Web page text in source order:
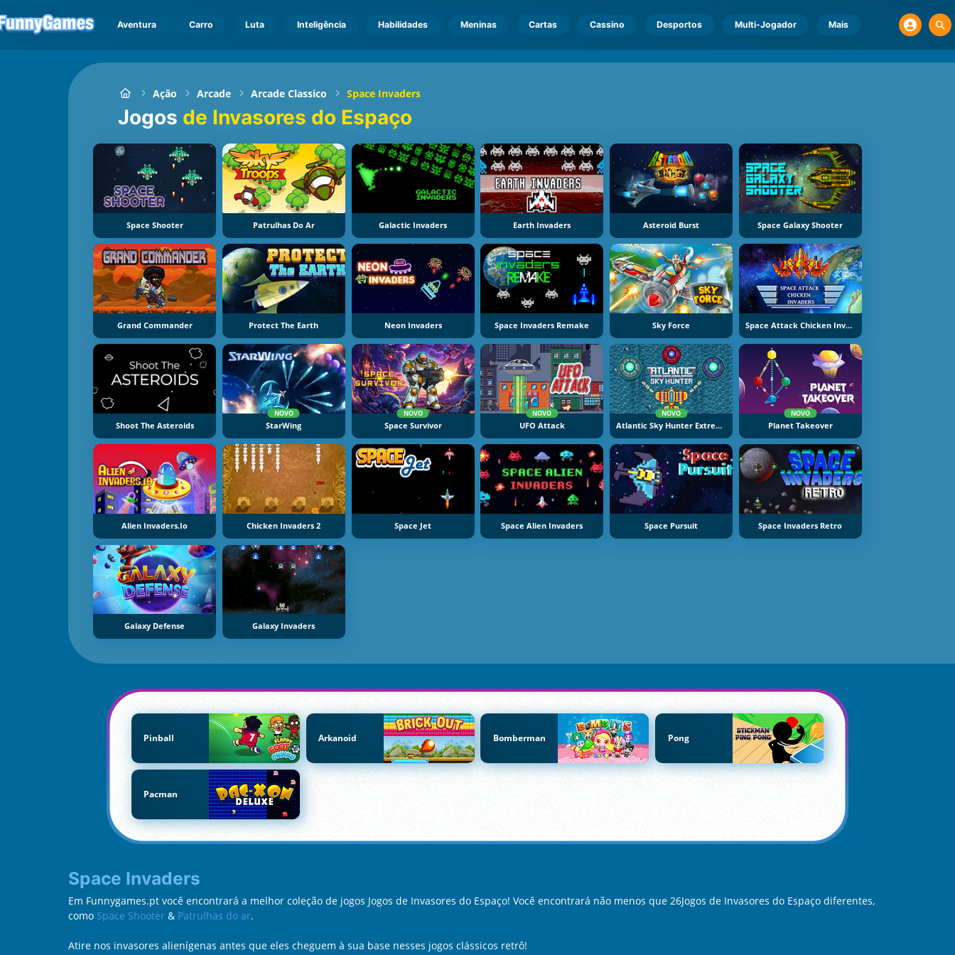
Aventura Carro Luta Inteligência Habilidades Meninas Cartas Cassino Desportos Multi-Jogador Mais
Ação Arcade Arcade Classico Space Invaders
Jogos de Invasores do Espaço
Space Shooter Patrulhas Do Ar Galactic Invaders Earth Invaders Asteroid Burst Space Galaxy Shooter
Grand Commander Protect The Earth Neon Invaders Space Invaders Remake Sky Force Space Attack Chicken Invaders
Shoot The Asteroids
NOVO
StarWing
NOVO
Space Survivor
NOVO
UFO Attack
NOVO
Atlantic Sky Hunter Extreme
NOVO
Planet Takeover
Alien Invaders.io Chicken Invaders 2 Space Jet Space Alien Invaders Space Pursuit Space Invaders Retro
Galaxy Defense Galaxy Invaders
Pinball Arkanoid Bomberman Pong
Pacman
Space Invaders
Em Funnygames.pt você encontrará a melhor coleção de jogos Jogos de Invasores do Espaço! Você encontrará não menos que 26Jogos de Invasores do Espaço diferentes,
como Space Shooter & Patrulhas do ar.
Atire nos invasores alienígenas antes que eles cheguem à sua base nesses jogos clássicos retrô!